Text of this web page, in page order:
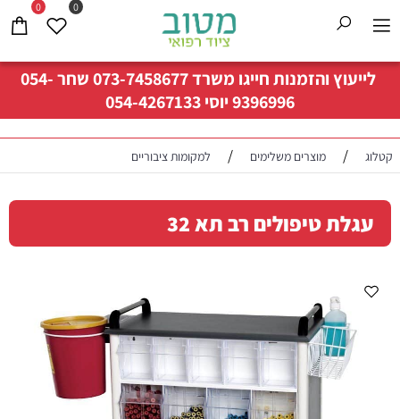
לייעוץ והזמנות חייגו משרד073-7458677שחר054-
9396996יוסי054-4267133
0 0
קטלוג / מוצרים משלימים / למקומות ציבוריים
עגלת טיפולים רב תא 32